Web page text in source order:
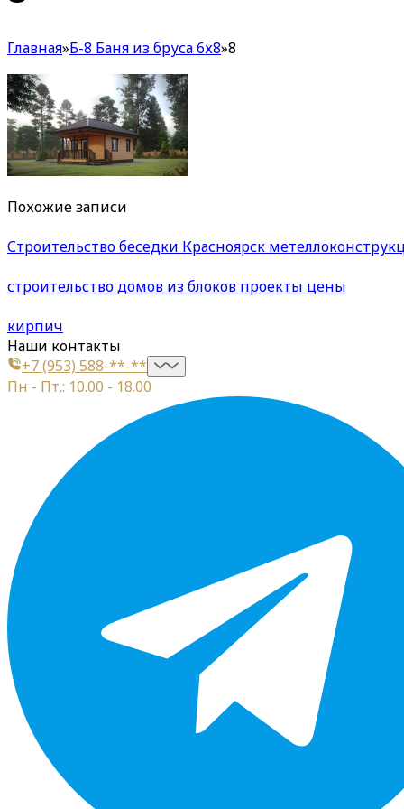
Главная»Б-8 Баня из бруса 6х8»8
Похожие записи
Строительство беседки Красноярск
строительство домов из блоков проекты цены
кирпич
Наши контакты
+7 (953) 588-**-**
Пн - Пт.: 10.00 - 18.00